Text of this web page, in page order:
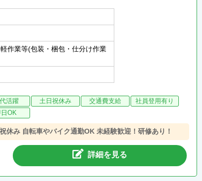
作業等(包装・梱包・仕分け作業
活躍 土日祝休み 交通費支給
社員登用有り
日OK
休み 自転車やバイク通勤OK 未経験歓迎！研修あり！
詳細を見る